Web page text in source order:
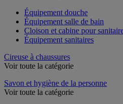
Équipement douche
Équipement salle de bain
Cloison et cabine pour
Équipement sanitaires
Cireuse à chaussures
Voir toute la catégorie
Savon et hygiène de la personne
Voir toute la catégorie